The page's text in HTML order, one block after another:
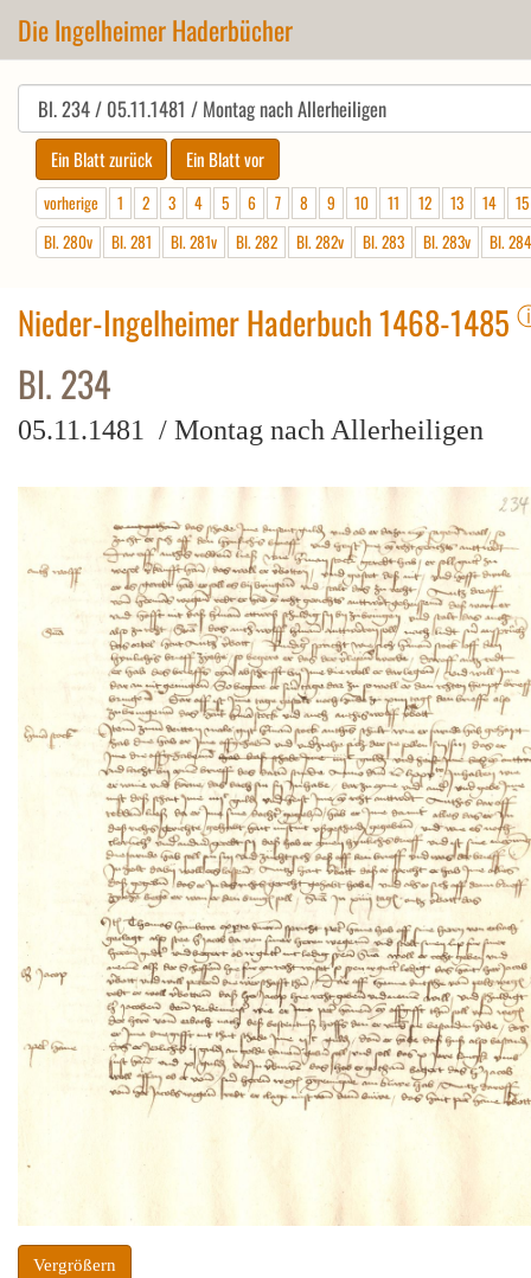
Die Ingelheimer Haderbücher
vorherige 1 2 3 4 5 6 7 8 9 10 11 12 13 14
15
Bl. 280v
Bl. 281 Bl. 281v Bl. 282 Bl. 282v Bl. 283 Bl. 283v Bl. 284
Nieder-Ingelheimer Haderbuch 1468-1485
Bl. 234
05.11.1481 / Montag nach Allerheiligen
Vergrößern